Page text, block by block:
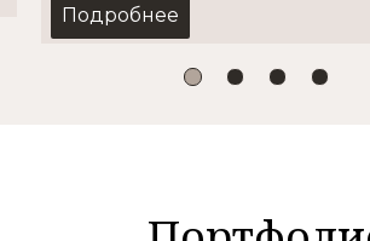
Подробнее
Все